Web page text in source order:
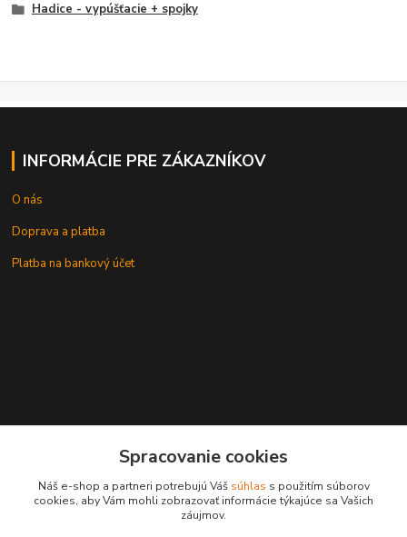
Hadice - vypúšťacie + spojky
INFORMÁCIE PRE ZÁKAZNÍKOV
O nás
Doprava a platba
Platba na bankový účet
leksunsro@gmail.com
Spracovanie cookies
Náš e-shop a partneri potrebujú Váš súhlas s použitím súborov
cookies, aby Vám mohli zobrazovať informácie týkajúce sa Vašich
záujmov.